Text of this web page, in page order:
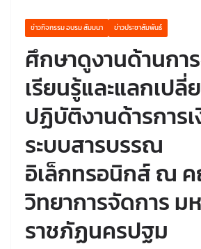
ข่าวกิจกรรม อบรม สัมมนา ข่าวประชาสัมพันธ์
ศึกษาดูงานด้านกา
เรียนรู้และแลกเปลี่
ปฏิบัติงานด้ารการเ
ระบบสารบรรณ
อิเล็กทรอนิกส์ ณ
วิทยาการจัดการ ม
ราชภัฏนครปฐม